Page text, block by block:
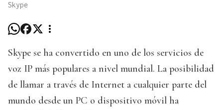
Skype
Skype se ha convertido en uno de los servicios de
voz IP más populares a nivel mundial. La posibilidad
de llamar a través de Internet a cualquier parte del
mundo desde un PC o dispositivo móvil ha